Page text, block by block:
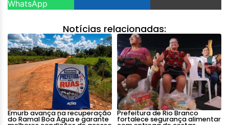
WhatsApp
Notícias relacionadas:
Emurb avança na recuperação
do Ramal Boa Água e garante
Prefeitura de Rio Branco
fortalece segurança alimentar